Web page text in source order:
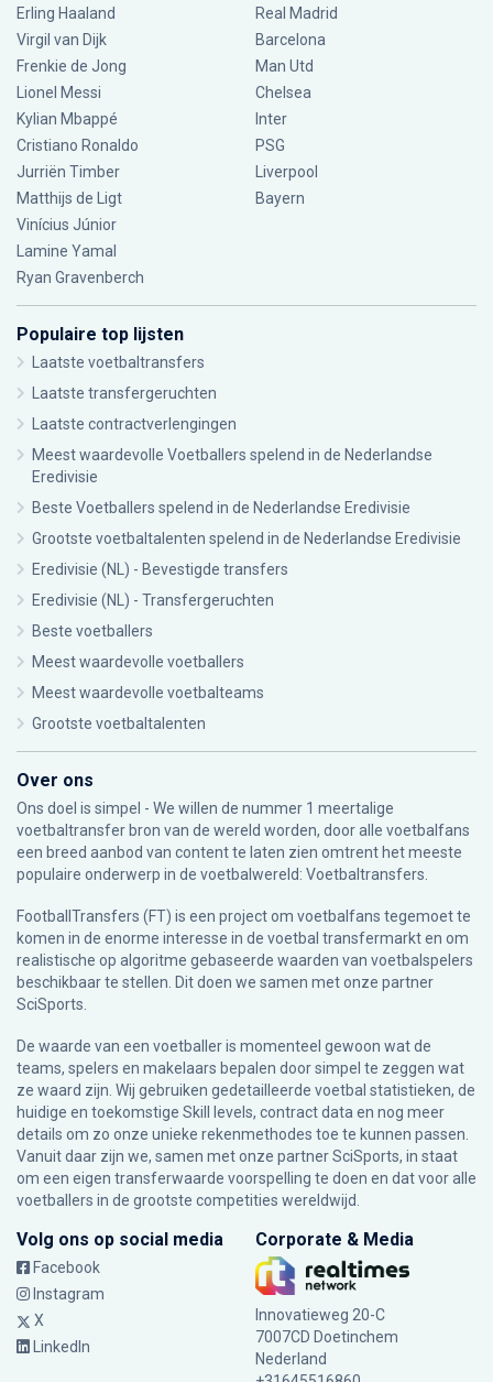
Erling Haaland
Virgil van Dijk
Frenkie de Jong
Lionel Messi
Kylian Mbappé
Cristiano Ronaldo
Jurriën Timber
Matthijs de Ligt
Vinícius Júnior
Lamine Yamal
Ryan Gravenberch
Real Madrid
Barcelona
Man Utd
Chelsea
Inter
PSG
Liverpool
Bayern
Populaire top lijsten
Laatste voetbaltransfers
Laatste transfergeruchten
Laatste contractverlengingen
Meest waardevolle Voetballers spelend in de Nederlandse
Eredivisie
Beste Voetballers spelend in de Nederlandse Eredivisie
Grootste voetbaltalenten spelend in de Nederlandse Eredivisie
Eredivisie (NL) - Bevestigde transfers
Eredivisie (NL) - Transfergeruchten
Beste voetballers
Meest waardevolle voetballers
Meest waardevolle voetbalteams
Grootste voetbaltalenten
Over ons
Ons doel is simpel - We willen de nummer 1 meertalige
voetbaltransfer bron van de wereld worden, door alle voetbalfans
een breed aanbod van content te laten zien omtrent het meeste
populaire onderwerp in de voetbalwereld: Voetbaltransfers.
FootballTransfers (FT) is een project om voetbalfans tegemoet te
komen in de enorme interesse in de voetbal transfermarkt en om
realistische op algoritme gebaseerde waarden van voetbalspelers
beschikbaar te stellen. Dit doen we samen met onze partner
SciSports
De waarde van een voetballer is momenteel gewoon wat de
teams, spelers en makelaars bepalen door simpel te zeggen wat
ze waard zijn. Wij gebruiken gedetailleerde voetbal statistieken, de
huidige en toekomstige Skill levels, contract data en nog meer
details om zo onze unieke rekenmethodes toe te kunnen passen.
Vanuit daar zijn we, samen met onze partner SciSports, in staat
om een eigen transferwaarde voorspelling te doen en dat voor alle
voetballers in de grootste competities wereldwijd.
Volg ons op social media
Facebook
Instagram
X
LinkedIn
Corporate & Media
Innovatieweg 20-C
7007CD Doetinchem
Nederland